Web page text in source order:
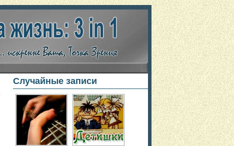
Случайные записи